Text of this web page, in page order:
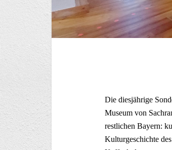
Die diesjährige
Museum von
restlichen Bayern:
Kulturgeschichte